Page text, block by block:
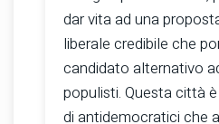
dar vita ad una
liberale credibile che
candidato alternativo
populisti. Questa città
di antidemocratici che